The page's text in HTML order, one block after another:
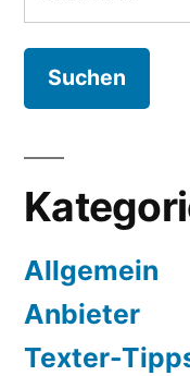
nach:
Allgemein
Anbieter
Texter-